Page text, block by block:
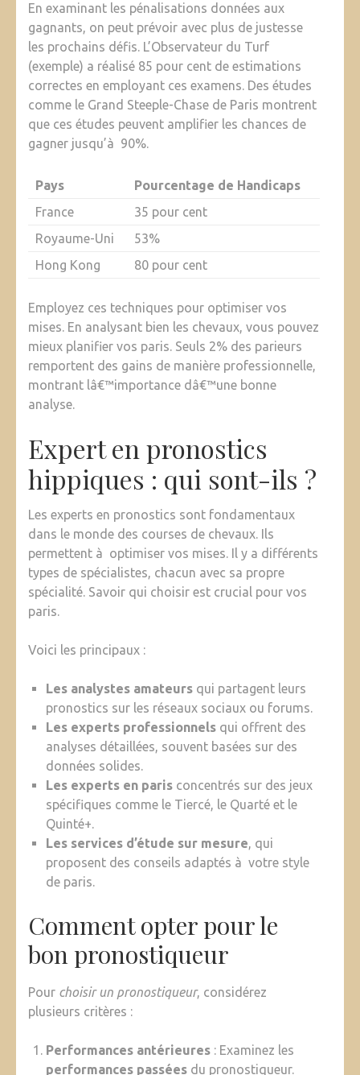
En examinant les pénalisations données aux
gagnants, on peut prévoir avec plus de justesse
les prochains défis. L’Observateur du Turf
(exemple) a réalisé 85 pour cent de estimations
correctes en employant ces examens. Des études
comme le Grand Steeple-Chase de Paris montrent
que ces études peuvent amplifier les chances de
gagner jusqu’à 90%.
Pays
Pourcentage de Handicaps
France
35 pour cent
Royaume-Uni
53%
Hong Kong
80 pour cent
Employez ces techniques pour optimiser vos
mises. En analysant bien les chevaux, vous pouvez
mieux planifier vos paris. Seuls 2% des parieurs
remportent des gains de manière professionnelle,
montrant lâ€™importance dâ€™une bonne
analyse.
Expert en pronostics
hippiques : qui sont-ils ?
Les experts en pronostics sont fondamentaux
dans le monde des courses de chevaux. Ils
permettent à optimiser vos mises. Il y a différents
types de spécialistes, chacun avec sa propre
spécialité. Savoir qui choisir est crucial pour vos
paris.
Voici les principaux :
Les analystes amateurs qui partagent leurs
pronostics sur les réseaux sociaux ou forums.
Les experts professionnels qui offrent des
analyses détaillées, souvent basées sur des
données solides.
Les experts en paris concentrés sur des jeux
spécifiques comme le Tiercé, le Quarté et le
Quinté+.
Les services d’étude sur mesure, qui
proposent des conseils adaptés à votre style
de paris.
Comment opter pour le
bon pronostiqueur
Pour choisir un pronostiqueur, considérez
plusieurs critères :
Performances antérieures : Examinez les
performances passées du pronostiqueur.